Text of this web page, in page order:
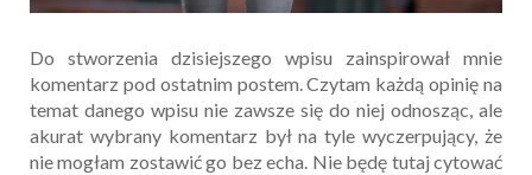
Do stworzenia dzisiejszego wpisu zainspirował mnie
komentarz pod ostatnim postem. Czytam każdą opinię na
temat danego wpisu nie zawsze się do niej odnosząc, ale
akurat wybrany komentarz był na tyle wyczerpujący, że
nie mogłam zostawić go bez echa. Nie będę tutaj cytować